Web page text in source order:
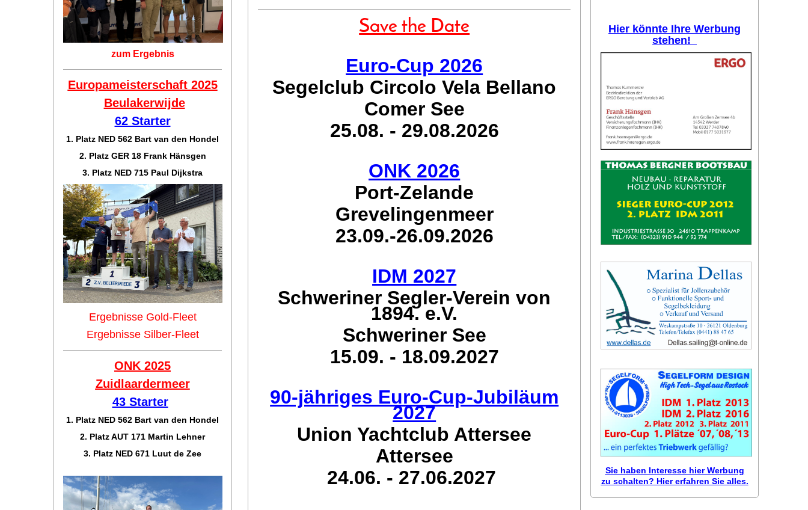
Save the Date
Euro-Cup 2026
Segelclub Circolo Vela Bellano
Comer See
25.08. - 29.08.2026
ONK 2026
Port-Zelande
Grevelingenmeer
23.09.-26.09.2026
IDM 2027
Schweriner Segler-Verein von
1894. e.V.
Schweriner See
15.09. - 18.09.2027
90-jähriges Euro-Cup-Jubiläum
2027
Union Yachtclub Attersee
Attersee
24.06. - 27.06.2027
Hier könnte Ihre Werbung
stehen!
Sie haben Interesse hier Werbung
zu schalten? Hier erfahren Sie alles.
zum Ergebnis
Europameisterschaft 2025
Beulakerwijde
62 Starter
1. Platz NED 562 Bart van den Hondel
2. Platz GER 18 Frank Hänsgen
3. Platz NED 715 Paul Dijkstra
Ergebnisse Gold-Fleet
Ergebnisse Silber-Fleet
ONK 2025
Zuidlaardermeer
43 Starter
1. Platz NED 562 Bart van den Hondel
2. Platz AUT 171 Martin Lehner
3. Platz NED 671 Luut de Zee